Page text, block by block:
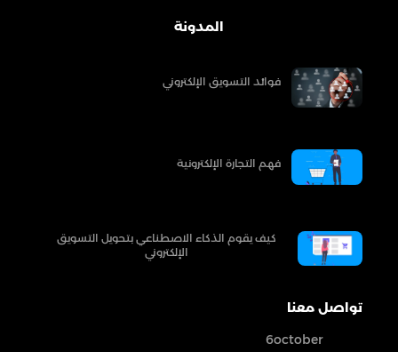
المدونة
فوائد التسويق الإلكتروني
فهم التجارة الإلكترونية
كيف يقوم الذكاء الاصطناعي بتحويل التسويق
الإلكتروني
تواصل معنا
6october